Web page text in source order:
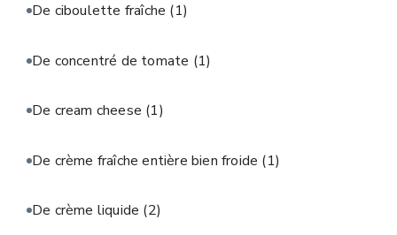
De ciboulette fraîche (1)
De concentré de tomate (1)
De cream cheese (1)
De crème fraîche entière bien froide (1)
De crème liquide (2)